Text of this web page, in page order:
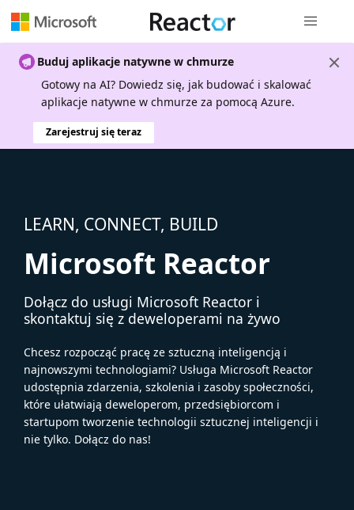
Buduj aplikacje natywne w chmurze
Gotowy na AI? Dowiedz się, jak budować i skalować
aplikacje natywne w chmurze za pomocą Azure.
Zarejestruj się teraz
LEARN, CONNECT, BUILD
Microsoft Reactor
Dołącz do usługi Microsoft Reactor i
skontaktuj się z deweloperami na żywo
Chcesz rozpocząć pracę ze sztuczną inteligencją i
najnowszymi technologiami? Usługa Microsoft Reactor
udostępnia zdarzenia, szkolenia i zasoby społeczności,
które ułatwiają deweloperom, przedsiębiorcom i
startupom tworzenie technologii sztucznej inteligencji i
nie tylko. Dołącz do nas!